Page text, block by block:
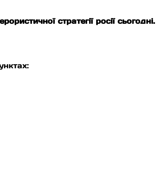
стратегії росії сьогодні.